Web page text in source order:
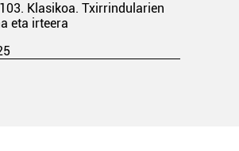
Klasikoa. Txirrindularien
eta irteera